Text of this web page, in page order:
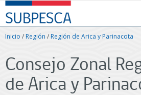
Contenido
principal
SUBPESCA
-
Subsecretaría
Acuicultura
-
Inicio /Región /Región de Arica y Parinacota
Consejo Zonal
de Arica y